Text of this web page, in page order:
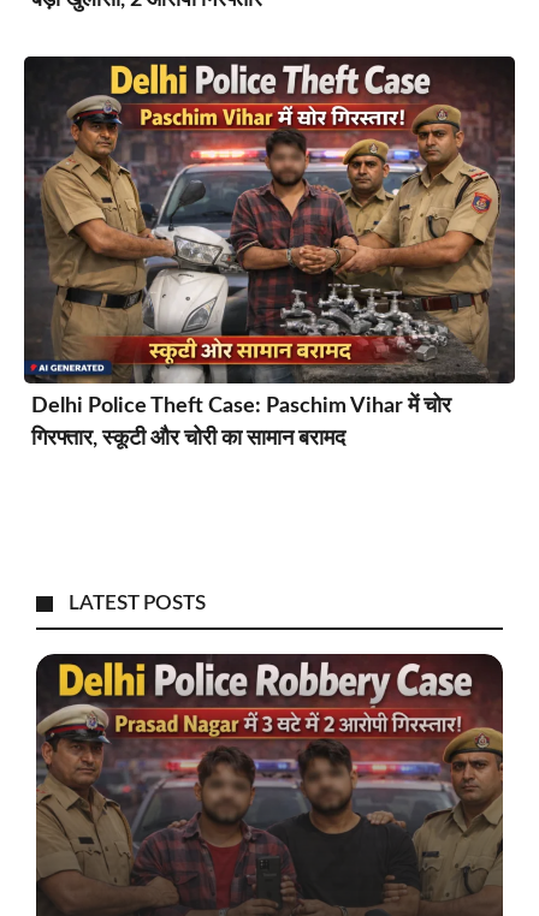
Delhi Police Theft Case: Paschim Vihar में चोर
गिरफ्तार, स्कूटी और चोरी का सामान बरामद
LATEST POSTS